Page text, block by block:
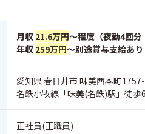
月収 21.6万円～程度（夜勤4回分
年収 259万円～別途賞与支給あり
愛知県 春日井市 味美西本町
名鉄小牧線「味美(名鉄)駅」徒歩
正社員(正職員)